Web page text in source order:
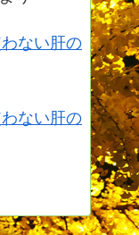
ない肝の
ない肝の